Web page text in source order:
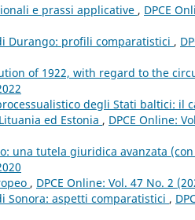
e prassi applicative , DPCE
Durango: profili comparatistici ,
of 1922, with regard to the
degli Stati baltici: il
ed Estonia , DPCE Online:
una tutela giuridica avanzata
, DPCE Online: Vol. 47 No. 2
Sonora: aspetti comparatistici ,